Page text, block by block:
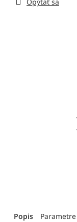
Opýtať sa
Popis Parametre